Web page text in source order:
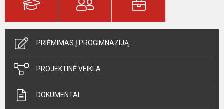
PRIĖMIMAS Į PROGIMNAZIJĄ
PROJEKTINĖ VEIKLA
DOKUMENTAI